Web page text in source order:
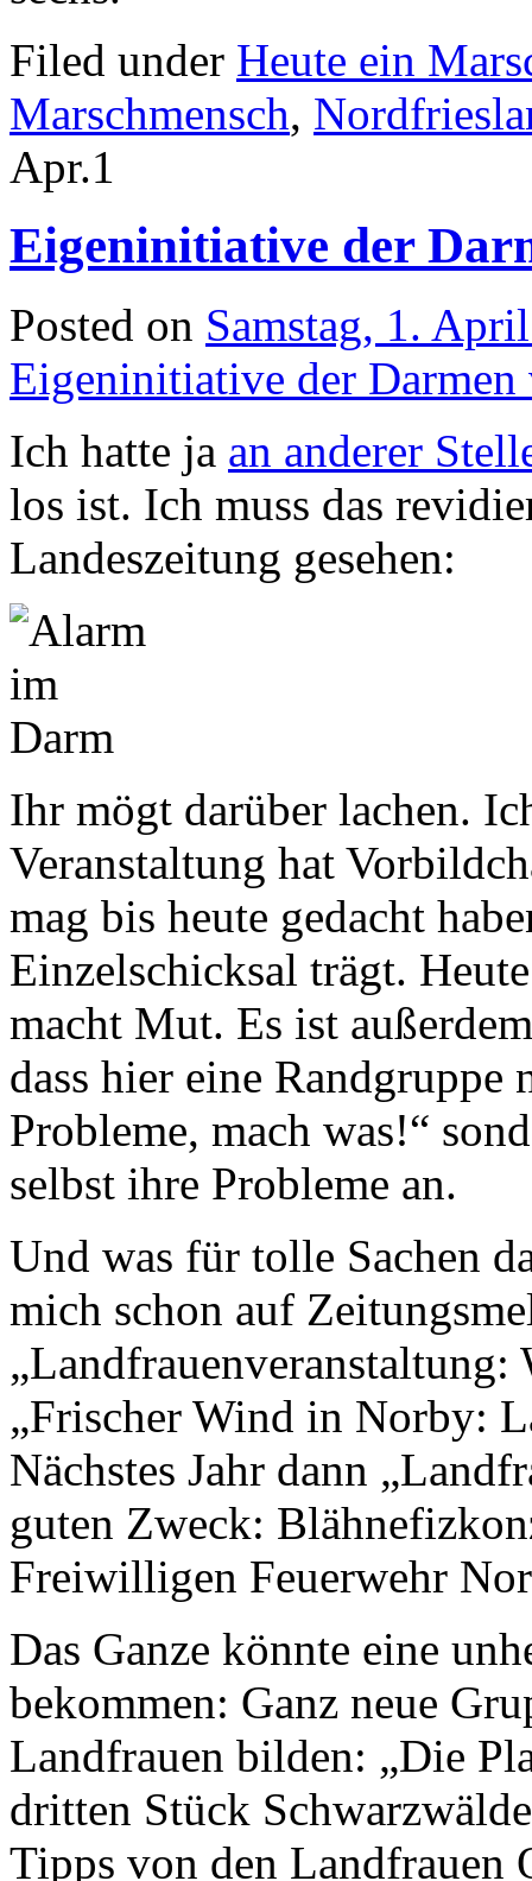
Filed under Heute ein
Marschmensch,
Apr.1
Eigeninitiative der
Posted on Samstag, 1.
Eigeninitiative der Darmen
Ich hatte ja an anderer
los ist. Ich muss das
Landeszeitung gesehen:
Ihr mögt darüber lachen.
Veranstaltung hat
mag bis heute gedacht
Einzelschicksal trägt.
macht Mut. Es ist
dass hier eine
Probleme, mach was!“
selbst ihre Probleme an.
Und was für tolle Sachen
mich schon auf
„Frischer Wind in Norby:
Nächstes Jahr dann
guten Zweck:
Freiwilligen Feuerwehr
Das Ganze könnte eine
bekommen: Ganz neue
Landfrauen bilden: „Die
dritten Stück
Tipps von den Landfrauen